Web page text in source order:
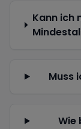
Kann ich
Muss
Wie